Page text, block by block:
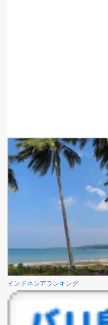
インドネシアランキング